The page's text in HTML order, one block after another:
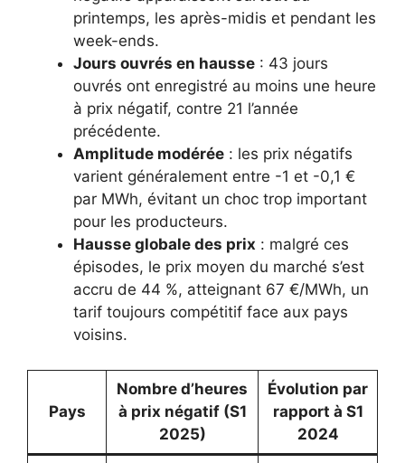
printemps, les après-midis et pendant les
week-ends.
Jours ouvrés en hausse : 43 jours
ouvrés ont enregistré au moins une heure
à prix négatif, contre 21 l’année
précédente.
Amplitude modérée : les prix négatifs
varient généralement entre -1 et -0,1 €
par MWh, évitant un choc trop important
pour les producteurs.
Hausse globale des prix : malgré ces
épisodes, le prix moyen du marché s’est
accru de 44 %, atteignant 67 €/MWh, un
tarif toujours compétitif face aux pays
voisins.
Pays
Nombre d’heures
à prix négatif (S1
2025)
Évolution par
rapport à S1
2024